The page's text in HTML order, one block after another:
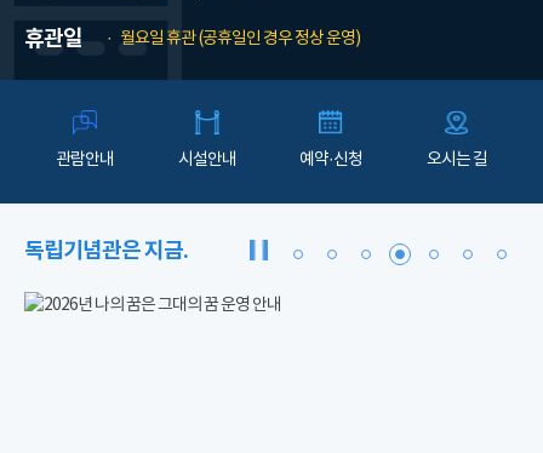
휴관일 월요일 휴관 (공휴일인 경우 정상 운영)
관람안내 시설안내 예약·신청 오시는 길
독립기념관은 지금.